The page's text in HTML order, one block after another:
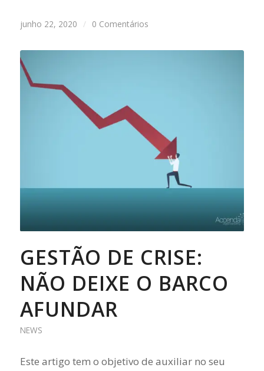
junho 22, 2020 / 0 Comentários
GESTÃO DE CRISE:
NÃO DEIXE O BARCO
AFUNDAR
NEWS
Este artigo tem o objetivo de auxiliar no seu